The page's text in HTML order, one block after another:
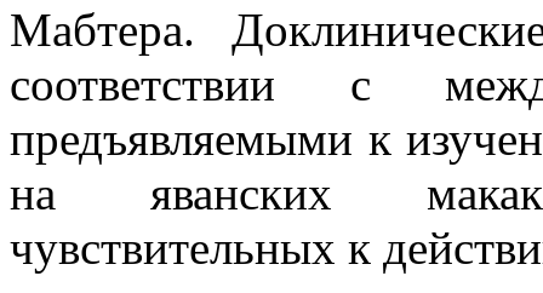
Мабтера.
соответствии с
предъявляемыми к
на яванских
чувствительных к